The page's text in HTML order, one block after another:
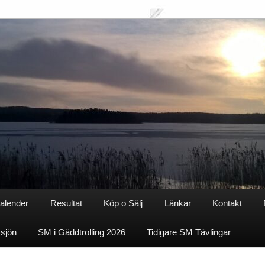
Resultat Köp o Sälj Länkar Kontakt
SM i Gäddtrolling 2026 Tidigare SM Tävlingar